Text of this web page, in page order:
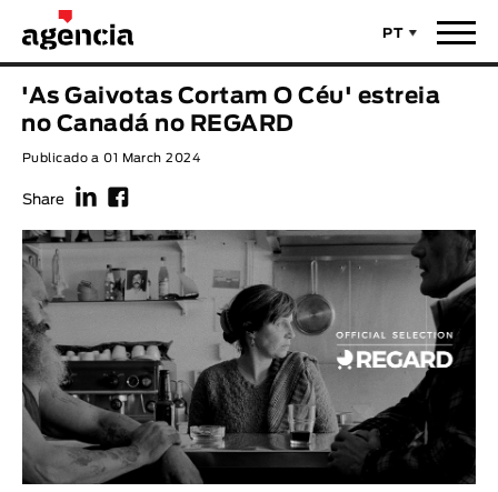
PT
Notícias
Realizadores
Últimas Selecções
Estatísticas
Filmes - Animar
Sobre nós & Contactos
Curtas Vila do Conde Solar O Dia Mais Curto
Loja
TÍTULO ORIGINAL
TÍTULO PORTUGUÊS
REALIZADOR
LEGENDA DISPONÍVEL
Legenda disponível
ANO
'As Gaivotas Cortam O Céu' estreia
no Canadá no REGARD
Publicado a 01 March 2024
Share f F